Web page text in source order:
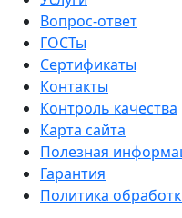
Вопрос-ответ
ГОСТы
Сертификаты
Контакты
Контроль качества
Карта сайта
Полезная
Гарантия
Политика